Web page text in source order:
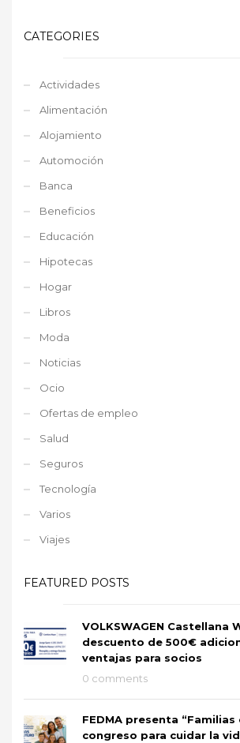
CATEGORIES
Actividades
Alimentación
Alojamiento
Automoción
Banca
Beneficios
Educación
Hipotecas
Hogar
Libros
Moda
Noticias
Ocio
Ofertas de empleo
Salud
Seguros
Tecnología
Varios
Viajes
FEATURED POSTS
VOLKSWAGEN Castellana
descuento de 500€
ventajas para socios
0 comments
FEDMA presenta
congreso para cuidar la